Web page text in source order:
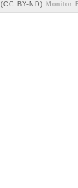
BY-ND) Monitor